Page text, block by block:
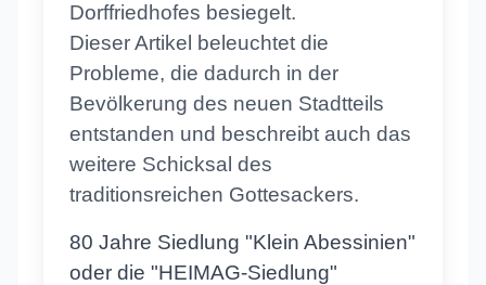
Dorffriedhofes besiegelt.
Dieser Artikel beleuchtet die
Probleme, die dadurch in der
Bevölkerung des neuen Stadtteils
entstanden und beschreibt auch das
weitere Schicksal des
traditionsreichen Gottesackers.
80 Jahre Siedlung "Klein Abessinien"
oder die "HEIMAG-Siedlung"